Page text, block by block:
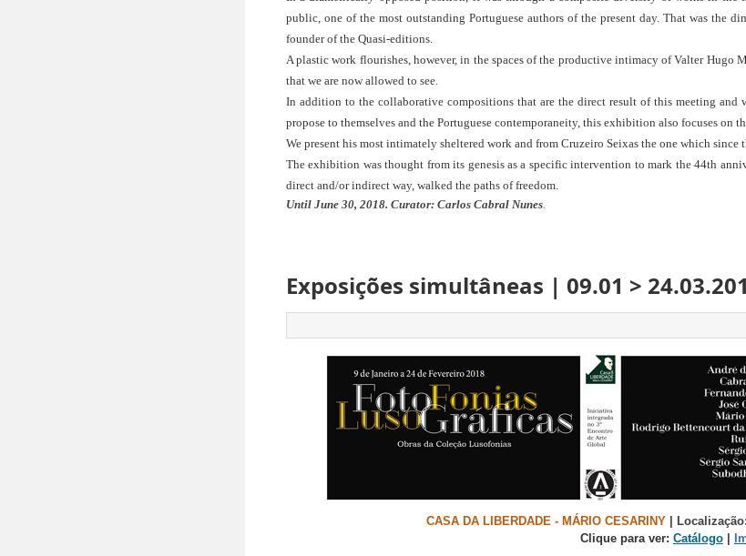
public, one of the most outstanding Portuguese authors of the present day. That was the
founder of the Quasi-editions.
A plastic work flourishes, however, in the spaces of the productive intimacy of Valter Hugo
that we are now allowed to see.
In addition to the collaborative compositions that are the direct result of this meeting and
propose to themselves and the Portuguese contemporaneity, this exhibition also focuses
We present his most intimately sheltered work and from Cruzeiro Seixas the one which
The exhibition was thought from its genesis as a specific intervention to mark the 44th
direct and/or indirect way, walked the paths of freedom.
Until June 30, 2018. Curator: Carlos Cabral Nunes.
Exposições simultâneas | 09.01 >
CASA DA LIBERDADE - MÁRIO CESARINY | Localização:
Clique para ver: Catálogo|